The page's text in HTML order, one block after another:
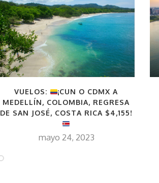
VUELOS:
¡CUN O CDMX A
MEDELLÍN, COLOMBIA, REGRESA
DE SAN JOSÉ, COSTA RICA $4,155!
mayo 24, 2023